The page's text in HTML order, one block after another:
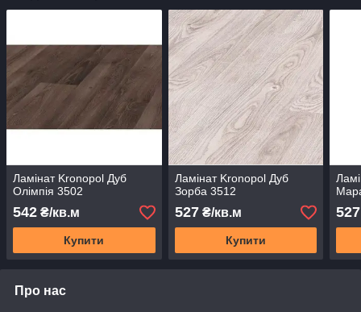
Ламінат Kronopol Дуб
Олімпія 3502
542 ₴/кв.м
Купити
Ламінат Kronopol Дуб
Зорба 3512
527₴/кв.м
Купити
527
Про нас